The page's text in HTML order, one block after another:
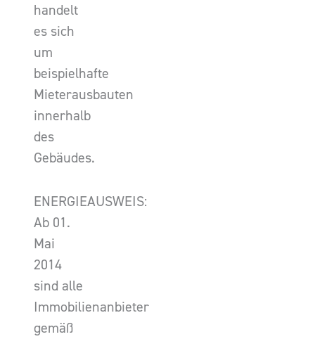
handelt
es sich
um
beispielhafte
Mieterausbauten
innerhalb
des
Gebäudes.
ENERGIEAUSWEIS:
Ab 01.
Mai
2014
sind alle
Immobilienanbieter
gemäß